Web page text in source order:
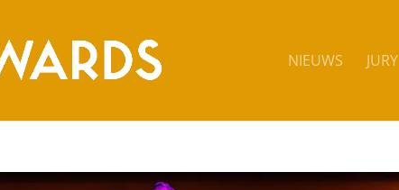
NIEUWS JURY